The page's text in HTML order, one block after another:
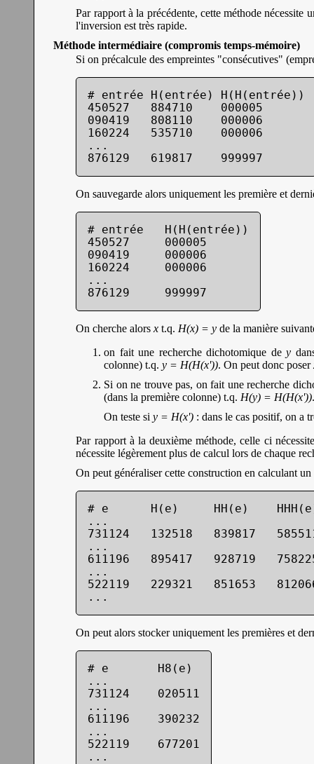
Par rapport à la précédente, cette méthode
l'inversion est très rapide.
Méthode intermédiaire (compromis temps-mémoire)
Si on précalcule des empreintes "consécutives"
# entrée H(entrée) H(H(entrée))
450527   884710    000005
090419   808110    000006
160224   535710    000006
...
876129   619817    999997
On sauvegarde alors uniquement les première et
# entrée   H(H(entrée))
450527     000005
090419     000006
160224     000006
...
876129     999997
On cherche alorsx t.q. H(x) = y de la manière
on fait une recherche dichotomique dey
colonne) t.q.y = H(H(x')). On peut donc poser
Si on ne trouve pas, on fait une recherche
(dans la première colonne) t.q. H(y) = H(H(x'))
On teste siy = H(x') : dans le cas positif, on a
Par rapport à la deuxième méthode, celle ci
nécessite légèrement plus de calcul lors de chaque
On peut généraliser cette construction en calculant
# e      H(e)     HH(e)    HHH(e)
...
731124   132518   839817
...
611196   895417   928719
...
522119   229321   851653
...
On peut alors stocker uniquement les premières et
# e       H8(e)
...
731124    020511
...
611196    390232
...
522119    677201
...